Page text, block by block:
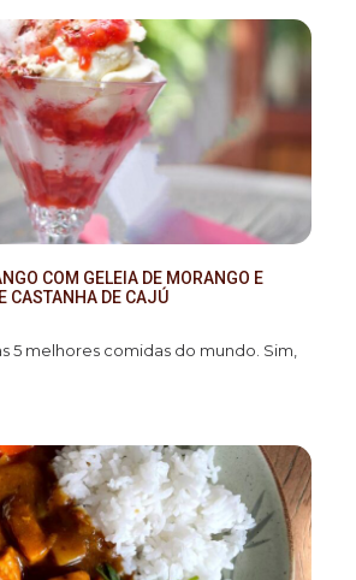
COM GELEIA DE MORANGO E
CASTANHA DE CAJÚ
5 melhores comidas do mundo. Sim,